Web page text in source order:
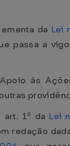
da Lei
passa a
às
art. 1º da Lei
redação